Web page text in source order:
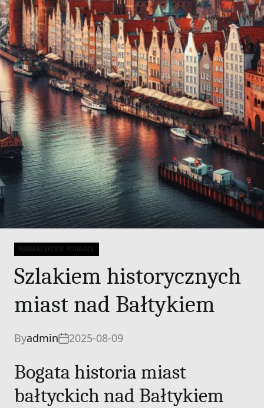
Categories
NADBAŁTYCKIE PODRÓŻE
Szlakiem historycznych
miast nad Bałtykiem
Byadmin 2025-08-09
Bogata historia miast
bałtyckich nad Bałtykiem